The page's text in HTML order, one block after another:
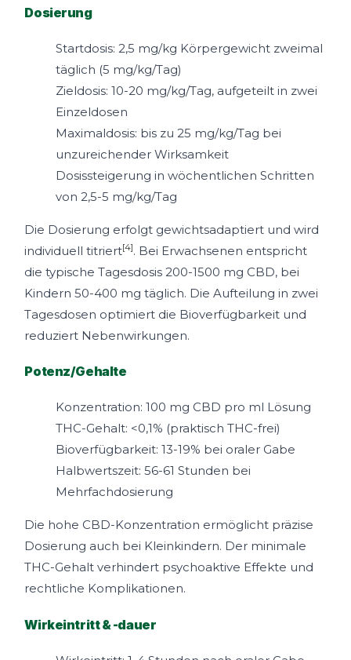
Dosierung
Startdosis: 2,5 mg/kg Körpergewicht zweimal
täglich (5 mg/kg/Tag)
Zieldosis: 10-20 mg/kg/Tag, aufgeteilt in zwei
Einzeldosen
Maximaldosis: bis zu 25 mg/kg/Tag bei
unzureichender Wirksamkeit
Dosissteigerung in wöchentlichen Schritten
von 2,5-5 mg/kg/Tag
Die Dosierung erfolgt gewichtsadaptiert und wird
individuell titriert[4]. Bei Erwachsenen entspricht
die typische Tagesdosis 200-1500 mg CBD, bei
Kindern 50-400 mg täglich. Die Aufteilung in zwei
Tagesdosen optimiert die Bioverfügbarkeit und
reduziert Nebenwirkungen.
Potenz/Gehalte
Konzentration: 100 mg CBD pro ml Lösung
THC-Gehalt: <0,1% (praktisch THC-frei)
Bioverfügbarkeit: 13-19% bei oraler Gabe
Halbwertszeit: 56-61 Stunden bei
Mehrfachdosierung
Die hohe CBD-Konzentration ermöglicht präzise
Dosierung auch bei Kleinkindern. Der minimale
THC-Gehalt verhindert psychoaktive Effekte und
rechtliche Komplikationen.
Wirkeintritt & -dauer